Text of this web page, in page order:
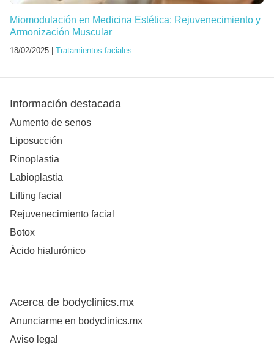
Miomodulación en Medicina Estética: Rejuvenecimiento y
Armonización Muscular
18/02/2025 | Tratamientos faciales
Información destacada
Aumento de senos
Liposucción
Rinoplastia
Labioplastia
Lifting facial
Rejuvenecimiento facial
Botox
Ácido hialurónico
Acerca de bodyclinics.mx
Anunciarme en bodyclinics.mx
Aviso legal